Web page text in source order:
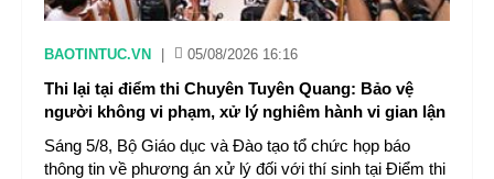
BAOTINTUC.VN 05/08/2026 16:16
Thi lại tại điểm thi Chuyên Tuyên Quang: Bảo vệ
người không vi phạm, xử lý nghiêm hành vi gian lận
Sáng 5/8, Bộ Giáo dục và Đào tạo tổ chức họp báo
thông tin về phương án xử lý đối với thí sinh tại Điểm thi